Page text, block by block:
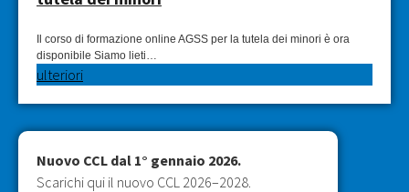
Il corso di formazione online AGSS per la tutela dei minori è ora
disponibile Siamo lieti…
ulteriori
Nuovo CCL dal 1° gennaio 2026.
Scarichi qui il nuovo CCL 2026–2028.